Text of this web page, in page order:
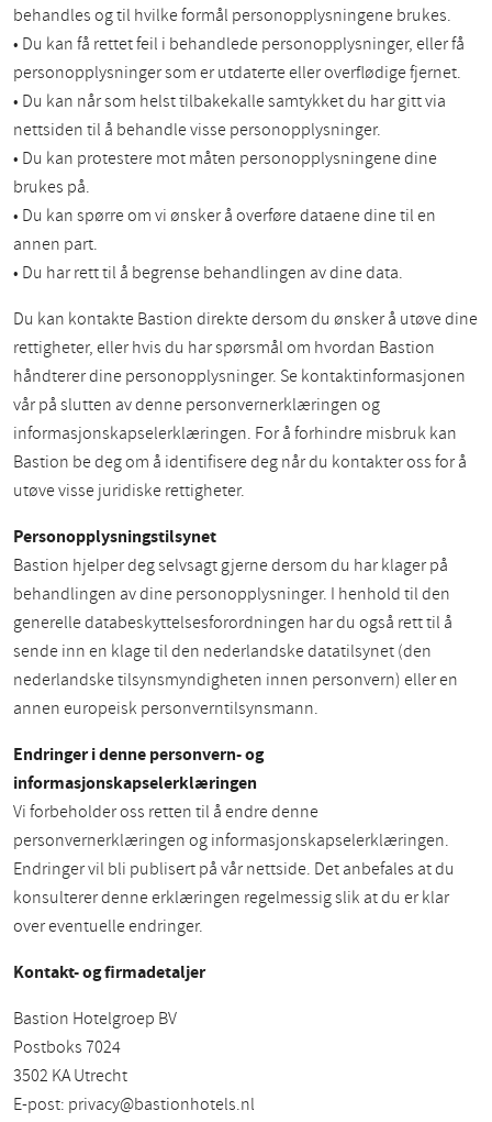
behandles og til hvilke formål personopplysningene brukes.
• Du kan få rettet feil i behandlede personopplysninger, eller få
personopplysninger som er utdaterte eller overflødige fjernet.
• Du kan når som helst tilbakekalle samtykket du har gitt via
nettsiden til å behandle visse personopplysninger.
• Du kan protestere mot måten personopplysningene dine
brukes på.
• Du kan spørre om vi ønsker å overføre dataene dine til en
annen part.
• Du har rett til å begrense behandlingen av dine data.
Du kan kontakte Bastion direkte dersom du ønsker å utøve dine
rettigheter, eller hvis du har spørsmål om hvordan Bastion
håndterer dine personopplysninger. Se kontaktinformasjonen
vår på slutten av denne personvernerklæringen og
informasjonskapselerklæringen. For å forhindre misbruk kan
Bastion be deg om å identifisere deg når du kontakter oss for å
utøve visse juridiske rettigheter.
Personopplysningstilsynet
Bastion hjelper deg selvsagt gjerne dersom du har klager på
behandlingen av dine personopplysninger. I henhold til den
generelle databeskyttelsesforordningen har du også rett til å
sende inn en klage til den nederlandske datatilsynet (den
nederlandske tilsynsmyndigheten innen personvern) eller en
annen europeisk personverntilsynsmann.
Endringer i denne personvern- og
informasjonskapselerklæringen
Vi forbeholder oss retten til å endre denne
personvernerklæringen og informasjonskapselerklæringen.
Endringer vil bli publisert på vår nettside. Det anbefales at du
konsulterer denne erklæringen regelmessig slik at du er klar
over eventuelle endringer.
Kontakt- og firmadetaljer
Bastion Hotelgroep BV
Postboks 7024
3502 KA Utrecht
E-post: privacy@bastionhotels.nl